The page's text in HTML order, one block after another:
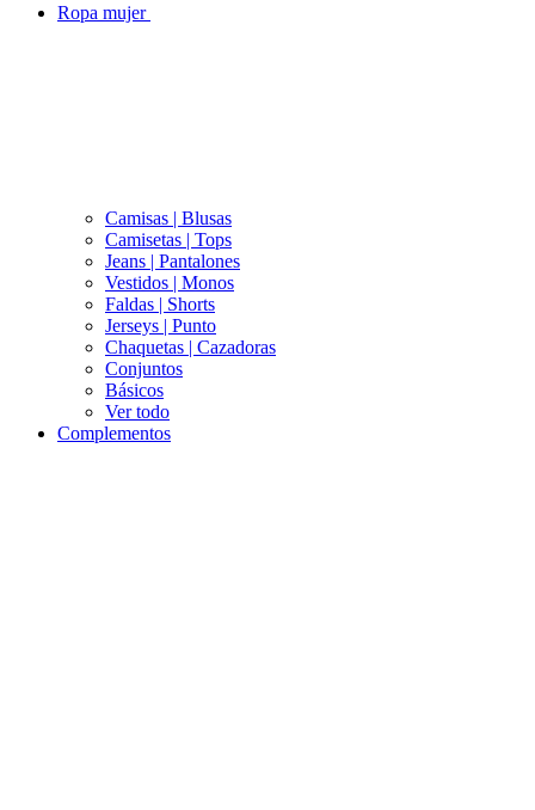
Ropa mujer
Camisas | Blusas
Camisetas | Tops
Jeans | Pantalones
Vestidos | Monos
Faldas | Shorts
Jerseys | Punto
Chaquetas | Cazadoras
Conjuntos
Básicos
Ver todo
Complementos